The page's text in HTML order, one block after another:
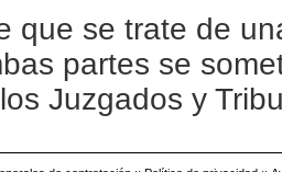
que se trate de
partes se
Juzgados y